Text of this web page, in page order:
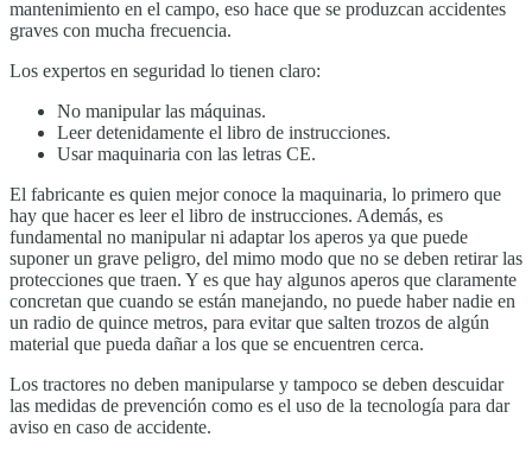
mantenimiento en el campo, eso hace que se produzcan accidentes
graves con mucha frecuencia.
Los expertos en seguridad lo tienen claro:
No manipular las máquinas.
Leer detenidamente el libro de instrucciones.
Usar maquinaria con las letras CE.
El fabricante es quien mejor conoce la maquinaria, lo primero que
hay que hacer es leer el libro de instrucciones. Además, es
fundamental no manipular ni adaptar los aperos ya que puede
suponer un grave peligro, del mimo modo que no se deben retirar las
protecciones que traen. Y es que hay algunos aperos que claramente
concretan que cuando se están manejando, no puede haber nadie en
un radio de quince metros, para evitar que salten trozos de algún
material que pueda dañar a los que se encuentren cerca.
Los tractores no deben manipularse y tampoco se deben descuidar
las medidas de prevención como es el uso de la tecnología para dar
aviso en caso de accidente.